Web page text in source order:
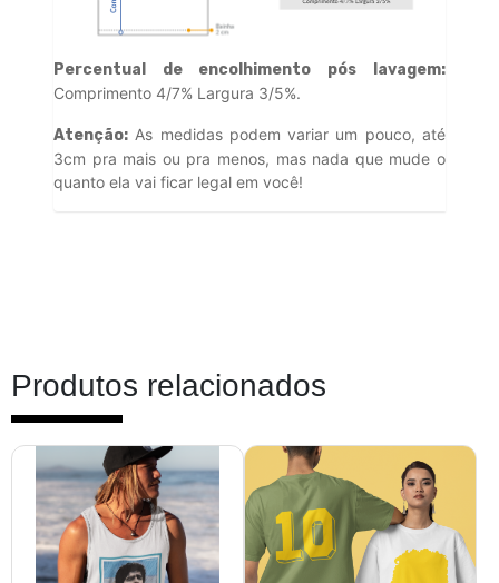
Percentual de encolhimento pós lavagem:
Comprimento 4/7% Largura 3/5%.
Atenção: As medidas podem variar um pouco, até
3cm pra mais ou pra menos, mas nada que mude o
quanto ela vai ficar legal em você!
Produtos relacionados